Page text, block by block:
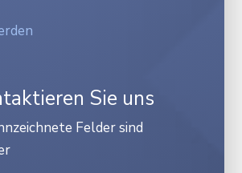
Sie uns
Felder sind